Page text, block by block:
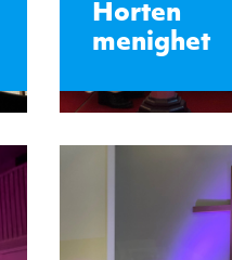
Horten
menighet